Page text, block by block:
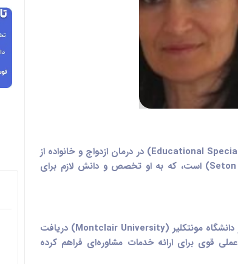
میترا طاهری دارای مدرک تخصصی (Educational Specialist) در درمان ازدواج و خانواده از
دانشگاه سیتون هال (Seton Hall University) است، که به او تخصص و دانش لازم برای
وی مدرک کارشناسی ارشد در مشاوره را از دانشگاه مونتکلیر (Montclair University) دریافت
قوی برای ارائه خدمات مشاوره‌ای فراهم کرده